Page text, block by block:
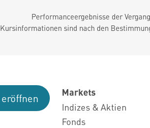
Performanceergebnisse der
sind nach den
Markets
Indizes & Aktien
Fonds